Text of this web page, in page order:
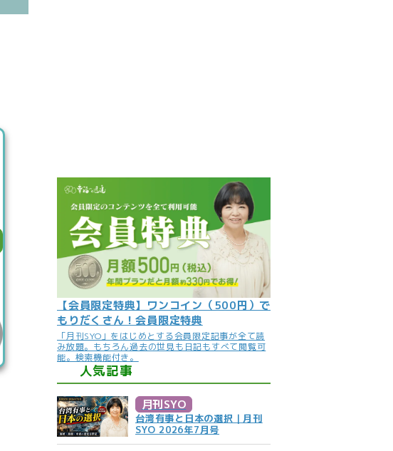
よくある質問
【会員限定特典】ワンコイン（500円）で
もりだくさん！会員限定特典
「月刊SYO」をはじめとする会員限定記事が全て読
み放題。もちろん過去の世見も日記もすべて閲覧可
能。検索機能付き。
人気記事
月刊SYO
台湾有事と日本の選択｜月刊
SYO 2026年7月号